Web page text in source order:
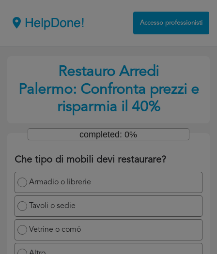
Accesso professionisti
Restauro Arredi
Palermo: Confronta prezzi e
risparmia il 40%
Che tipo di mobili devi restaurare?
Armadio o librerie
Tavoli o sedie
Vetrine o comó
completed: 0%